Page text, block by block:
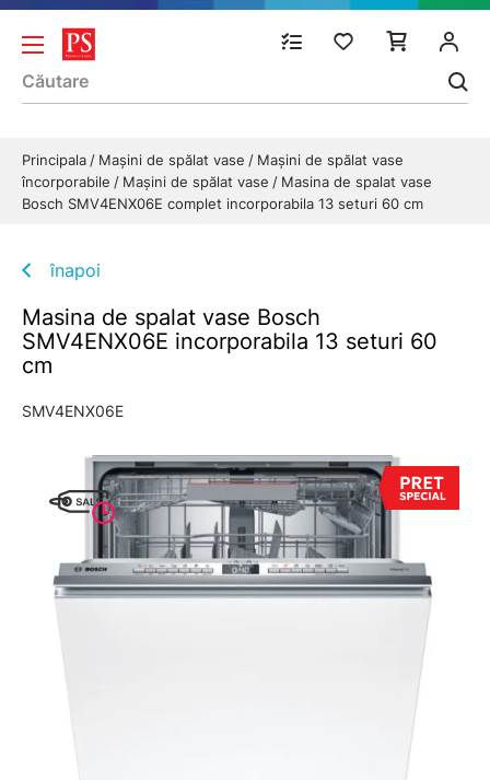
Principala Mașini de spălat vase
Mașini de spălat vase
încorporabile
Mașini de spălat vase
Masina de spalat vase
Bosch SMV4ENX06E complet incorporabila 13 seturi 60 cm
înapoi
Masina de spalat vase Bosch
SMV4ENX06E incorporabila 13 seturi 60
cm
SMV4ENX06E